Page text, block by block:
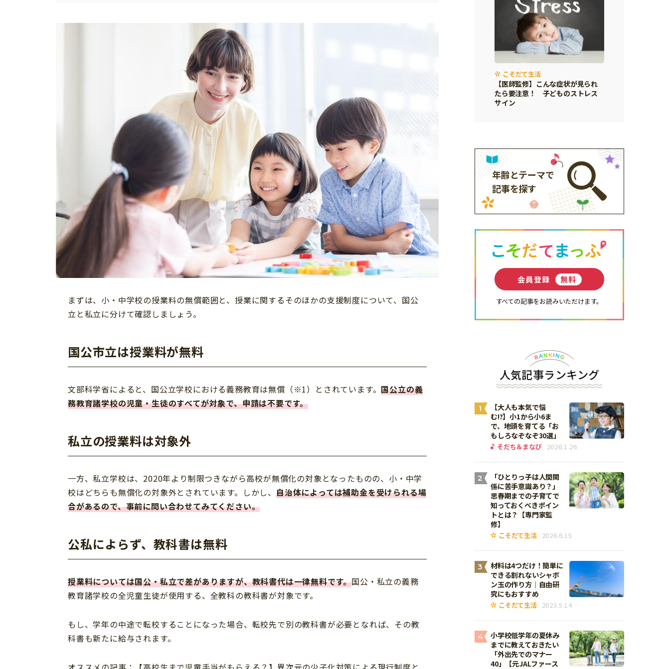
まずは、小・中学校の授業料の無償範囲と、授業に関するそのほかの支援制度について、国公
立と私立に分けて確認しましょう。
国公市立は授業料が無料
文部科学省によると、国公立学校における義務教育は無償（※1）とされています。国公立の義
務教育諸学校の児童・生徒のすべてが対象で、申請は不要です。
私立の授業料は対象外
一方、私立学校は、2020年より制限つきながら高校が無償化の対象となったものの、小・中学
校はどちらも無償化の対象外とされています。しかし、自治体によっては補助金を受けられる場
合があるので、事前に問い合わせてみてください。
公私によらず、教科書は無料
授業料については国公・私立で差がありますが、教科書代は一律無料です。国公・私立の義務
教育諸学校の全児童生徒が使用する、全教科の教科書が対象です。
もし、学年の中途で転校することになった場合、転校先で別の教科書が必要となれば、その教
科書も新たに給与されます。
こそだて生活
【医師監修】こんな症状が見られ
たら要注意！ 子どものストレス
サイン
年齢とテーマで
記事を探す
会員登録 無料
すべての記事をお読みいただけます。
人気記事ランキング
1
【大人も本気で悩
む!?】小1から小6ま
で、地頭を育てる「お
もしろなぞなぞ30選」
そだち＆まなび 2026.1.26
2
「ひとりっ子は人間関
係に苦手意識あり？」
思春期までの子育てで
知っておくべきポイン
トとは？【専門家監
修】
こそだて生活 2026.6.15
3
材料は4つだけ！簡単に
できる割れないシャボ
ン玉の作り方｜自由研
究にもおすすめ
こそだて生活 2023.5.14
4
小学校低学年の夏休み
までに教えておきたい
「外出先でのマナー
40」【元JALファース